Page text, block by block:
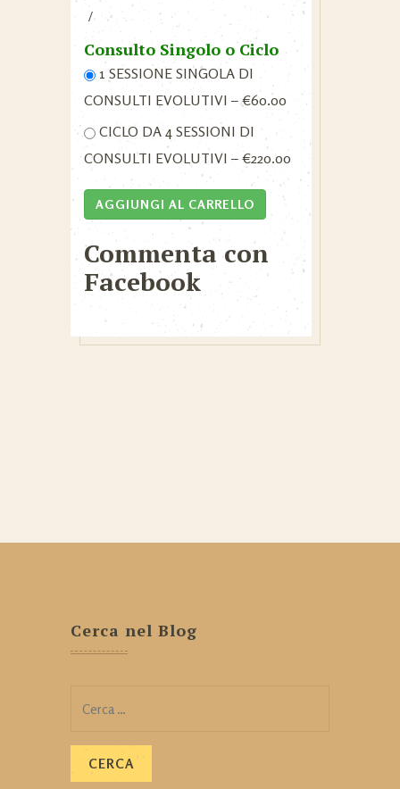
Consulto Singolo o Ciclo
1 SESSIONE SINGOLA DI
CONSULTI EVOLUTIVI –€60.00
CICLO DA 4 SESSIONI DI
CONSULTI EVOLUTIVI – €220.00
AGGIUNGI AL CARRELLO
Commenta con
Facebook
Cerca nel Blog